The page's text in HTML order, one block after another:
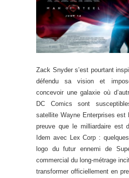
Zack Snyder s’est pourtant
défendu sa vision et
concevoir une galaxie où
DC Comics sont
satellite Wayne Enterprises est
preuve que le milliardaire est
Idem avec Lex Corp :
logo du futur ennemi de
commercial du long-métrage
transformer officiellement en